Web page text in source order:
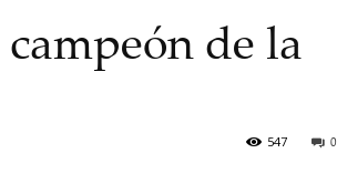
de la
0
547